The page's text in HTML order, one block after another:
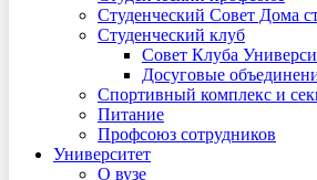
Студенческий Совет Дома
Студенческий клуб
Совет Клуба
Досуговые
Спортивный комплекс и
Питание
Профсоюз сотрудников
Университет
О вузе